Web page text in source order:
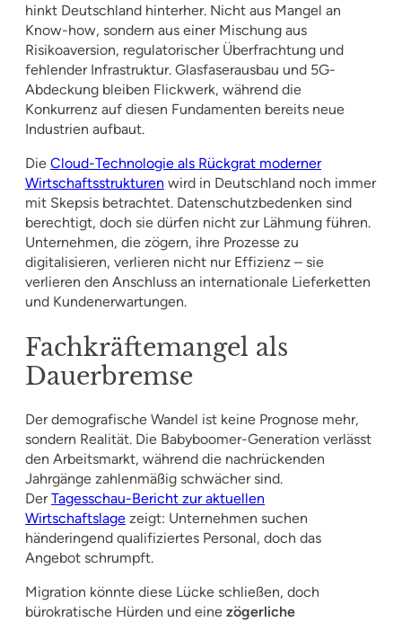
hinkt Deutschland hinterher. Nicht aus Mangel an
Know-how, sondern aus einer Mischung aus
Risikoaversion, regulatorischer Überfrachtung und
fehlender Infrastruktur. Glasfaserausbau und 5G-
Abdeckung bleiben Flickwerk, während die
Konkurrenz auf diesen Fundamenten bereits neue
Industrien aufbaut.
Die Cloud-Technologie als Rückgrat moderner
Wirtschaftsstrukturen wird in Deutschland noch immer
mit Skepsis betrachtet. Datenschutzbedenken sind
berechtigt, doch sie dürfen nicht zur Lähmung führen.
Unternehmen, die zögern, ihre Prozesse zu
digitalisieren, verlieren nicht nur Effizienz – sie
verlieren den Anschluss an internationale Lieferketten
und Kundenerwartungen.
Fachkräftemangel als
Dauerbremse
Der demografische Wandel ist keine Prognose mehr,
sondern Realität. Die Babyboomer-Generation verlässt
den Arbeitsmarkt, während die nachrückenden
Jahrgänge zahlenmäßig schwächer sind.
DerTagesschau-Bericht zur aktuellen
Wirtschaftslage zeigt: Unternehmen suchen
händeringend qualifiziertes Personal, doch das
Angebot schrumpft.
Migration könnte diese Lücke schließen, doch
bürokratische Hürden und eine zögerliche